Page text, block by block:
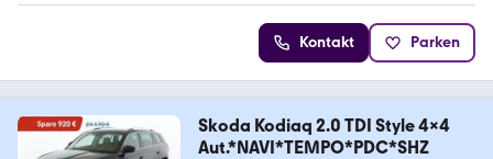
Kontakt Parken
Skoda Kodiaq 2.0 TDI Style 4x4
Aut.*NAVI*TEMPO*PDC*SHZ